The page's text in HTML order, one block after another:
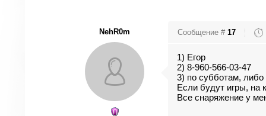
NehR0m Сообщение # 17
1) Егор
2) 8-960-566-03-47
3) по субботам, либо
Если будут игры, на
Все снаряжение у